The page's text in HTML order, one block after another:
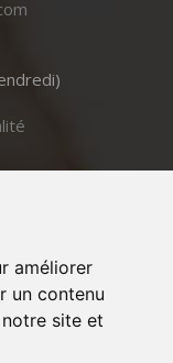
améliorer
un contenu
site et